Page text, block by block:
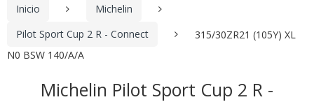
Inicio
Michelin
Pilot Sport Cup 2 R - Connect
315/30ZR21 (105Y) XL
N0 BSW 140/A/A
Michelin Pilot Sport Cup 2 R -